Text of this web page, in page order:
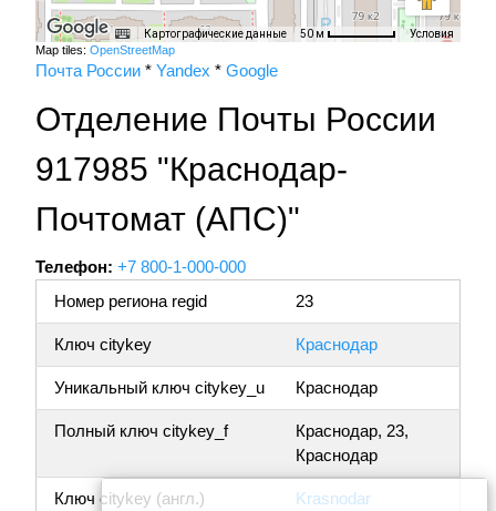
Картографические данные 50 м Условия
Map tiles: OpenStreetMap
Почта России * Yandex * Google
Отделение Почты России
917985 "Краснодар-
Почтомат (АПС)"
Телефон: +7 800-1-000-000
Номер региона regid
23
Ключ citykey Краснодар
Уникальный ключ citykey_u Краснодар
Полный ключ citykey_f
Краснодар, 23,
Краснодар
Ключ citykey (англ.) Krasnodar